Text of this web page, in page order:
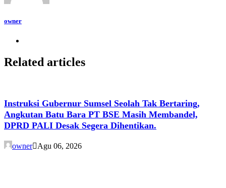
owner
Related articles
Instruksi Gubernur Sumsel Seolah Tak Bertaring,
Angkutan Batu Bara PT BSE Masih Membandel,
DPRD PALI Desak Segera Dihentikan.
owner Agu 06, 2026